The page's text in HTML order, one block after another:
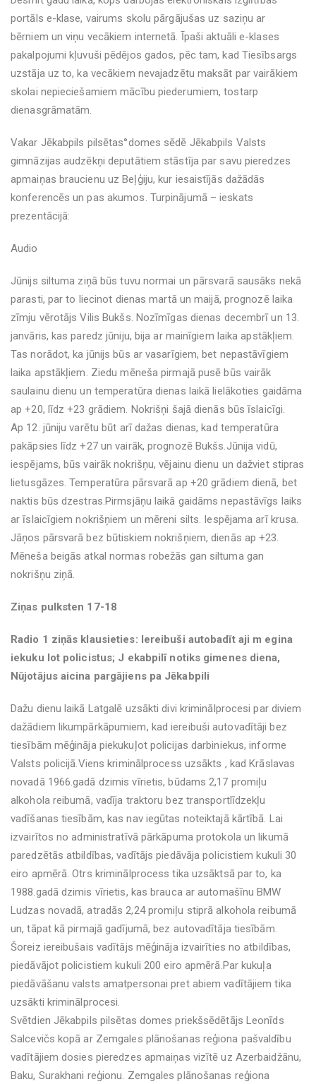
portāls e-klase, vairums skolu pārgājušas uz saziņu ar
bērniem un viņu vecākiem internetā. Īpaši aktuāli e-klases
pakalpojumi kļuvuši pēdējos gados, pēc tam, kad Tiesībsargs
uzstāja uz to, ka vecākiem nevajadzētu maksāt par vairākiem
skolai nepieciešamiem mācību piederumiem, tostarp
dienasgrāmatām.
Vakar Jēkabpils pilsētas°domes sēdē Jēkabpils Valsts
gimnāzijas audzēkņi deputātiem stāstīja par savu pieredzes
apmaiņas braucienu uz Beļģiju, kur iesaistījās dažādās
konferencēs un pas akumos. Turpinājumā – ieskats
prezentācijā:
Audio
Jūnijs siltuma ziņā būs tuvu normai un pārsvarā sausāks nekā
parasti, par to liecinot dienas martā un maijā, prognozē laika
zīmju vērotājs Vilis Bukšs. Nozīmīgas dienas decembrī un 13.
janvāris, kas paredz jūniju, bija ar mainīgiem laika apstākļiem.
Tas norādot, ka jūnijs būs ar vasarīgiem, bet nepastāvīgiem
laika apstākļiem. Ziedu mēneša pirmajā pusē būs vairāk
saulainu dienu un temperatūra dienas laikā lielākoties gaidāma
ap +20, līdz +23 grādiem. Nokrišņi šajā dienās būs īslaicīgi.
Ap 12. jūniju varētu būt arī dažas dienas, kad temperatūra
pakāpsies līdz +27 un vairāk, prognozē Bukšs.Jūnija vidū,
iespējams, būs vairāk nokrišņu, vējainu dienu un dažviet stipras
lietusgāzes. Temperatūra pārsvarā ap +20 grādiem dienā, bet
naktis būs dzestras.Pirmsjāņu laikā gaidāms nepastāvīgs laiks
ar īslaicīgiem nokrišņiem un mēreni silts. Iespējama arī krusa.
Jāņos pārsvarā bez būtiskiem nokrišņiem, dienās ap +23.
Mēneša beigās atkal normas robežās gan siltuma gan
nokrišņu ziņā.
Ziņas pulksten 17-18
Radio 1 ziņās klausieties: Iereibuši autobadīt aji m egina
iekuku lot policistus; J ekabpilī notiks gimenes diena,
Nūjotājus aicina pargājiens pa Jēkabpili
Dažu dienu laikā Latgalē uzsākti divi kriminālprocesi par diviem
dažādiem likumpārkāpumiem, kad iereibuši autovadītāji bez
tiesībām mēģināja piekukuļot policijas darbiniekus, informe
Valsts policijā.Viens kriminālprocess uzsākts , kad Krāslavas
novadā 1966.gadā dzimis vīrietis, būdams 2,17 promiļu
alkohola reibumā, vadīja traktoru bez transportlīdzekļu
vadīšanas tiesībām, kas nav iegūtas noteiktajā kārtībā. Lai
izvairītos no administratīvā pārkāpuma protokola un likumā
paredzētās atbildības, vadītājs piedāvāja policistiem kukuli 30
eiro apmērā. Otrs kriminālprocess tika uzsāktsā par to, ka
1988.gadā dzimis vīrietis, kas brauca ar automašīnu BMW
Ludzas novadā, atradās 2,24 promiļu stiprā alkohola reibumā
un, tāpat kā pirmajā gadījumā, bez autovadītāja tiesībām.
Šoreiz iereibušais vadītājs mēģināja izvairīties no atbildības,
piedāvājot policistiem kukuli 200 eiro apmērā.Par kukuļa
piedāvāšanu valsts amatpersonai pret abiem vadītājiem tika
uzsākti kriminālprocesi.
Svētdien Jēkabpils pilsētas domes priekšsēdētājs Leonīds
Salcevičs kopā ar Zemgales plānošanas reģiona pašvaldību
vadītājiem dosies pieredzes apmaiņas vizītē uz Azerbaidžānu,
Baku, Surakhani reģionu. Zemgales plānošanas reģiona